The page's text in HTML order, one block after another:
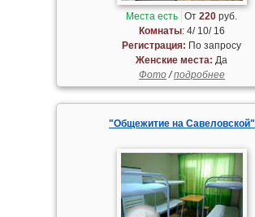
Места есть От220 руб.
Комнаты: 4/ 10/ 16
Регистрация: По запросу
Женские места: Да
Фото/подробнее
"Общежитие на Савеловской"